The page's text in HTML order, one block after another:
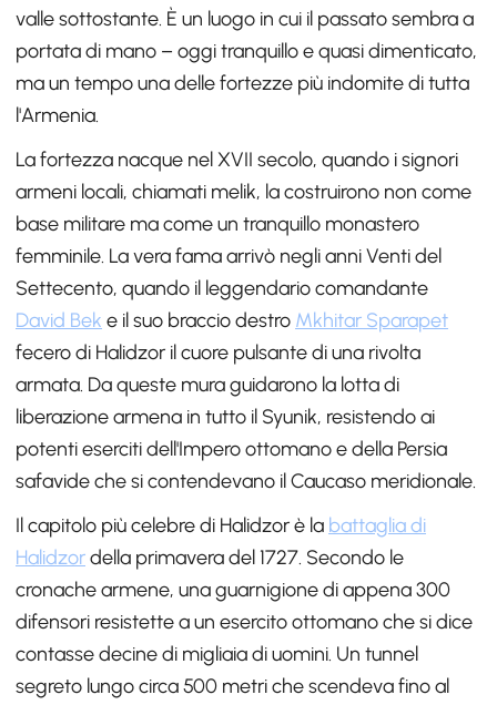
valle sottostante. È un luogo in cui il passato sembra a
portata di mano – oggi tranquillo e quasi dimenticato,
ma un tempo una delle fortezze più indomite di tutta
l'Armenia.
La fortezza nacque nel XVII secolo, quando i signori
armeni locali, chiamati melik, la costruirono non come
base militare ma come un tranquillo monastero
femminile. La vera fama arrivò negli anni Venti del
Settecento, quando il leggendario comandante
David Bek e il suo braccio destro Mkhitar Sparapet
fecero di Halidzor il cuore pulsante di una rivolta
armata. Da queste mura guidarono la lotta di
liberazione armena in tutto il Syunik, resistendo ai
potenti eserciti dell'Impero ottomano e della Persia
safavide che si contendevano il Caucaso meridionale.
Il capitolo più celebre di Halidzor è la battaglia di
Halidzordella primavera del 1727. Secondo le
cronache armene, una guarnigione di appena 300
difensori resistette a un esercito ottomano che si dice
contasse decine di migliaia di uomini. Un tunnel
segreto lungo circa 500 metri che scendeva fino al